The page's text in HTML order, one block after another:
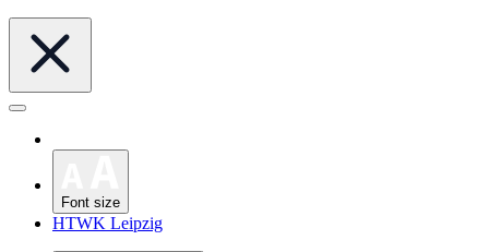
Font size
HTWK Leipzig